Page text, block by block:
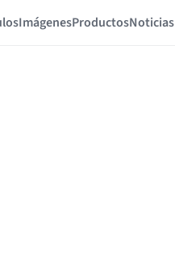
ImágenesProductosNoticias